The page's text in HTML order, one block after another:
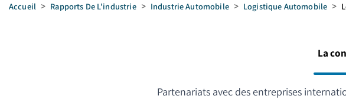
Accueil > Rapports De L'industrie > Industrie Automobile > Logistique Automobile >
La
Partenariats avec des entreprises